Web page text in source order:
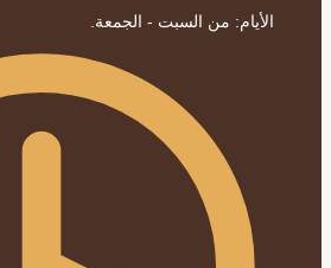
الأيام: من السبت - الجمعة.